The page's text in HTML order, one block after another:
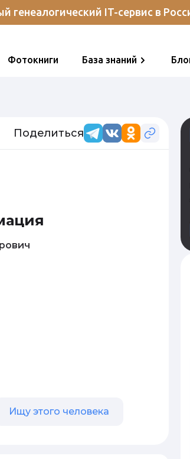
генеалогический IT-сервис в
Фотокниги База знаний
Поделиться
Ищу этого человека